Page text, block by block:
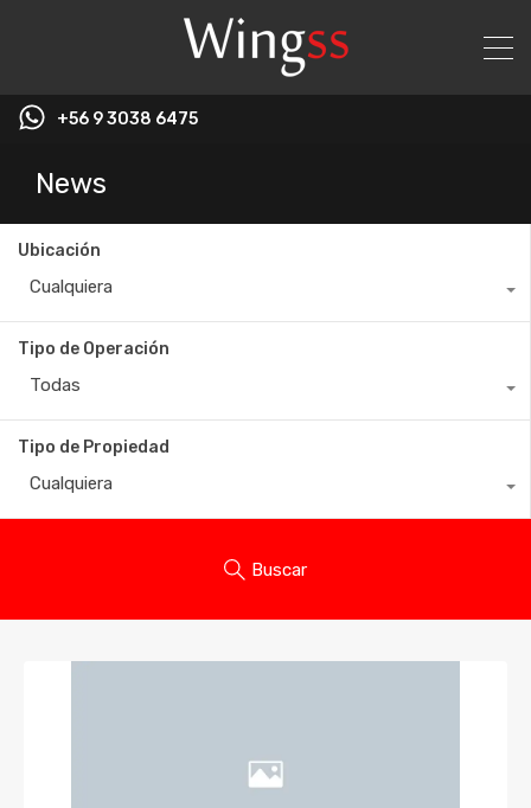
+56 9 3038 6475
News
Ubicación
Cualquiera
Tipo de Operación
Todas
Tipo de Propiedad
Cualquiera
Buscar